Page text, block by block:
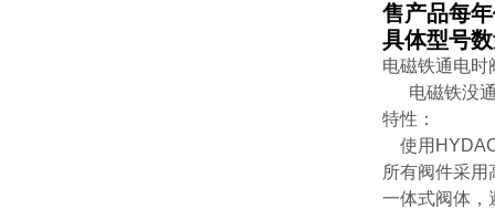
售产品每
具体型号
电磁铁通电时
电磁铁没通
特性：
使用
所有阀件采
一体式阀体，